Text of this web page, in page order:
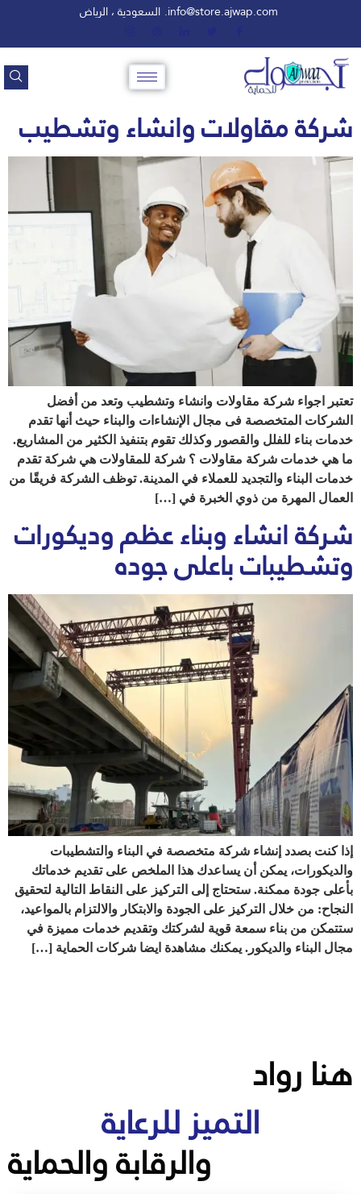
info@store.ajwap.com. السعودية ، الرياض
شركة مقاولات وانشاء وتشطيب
تعتبر اجواء شركة مقاولات وانشاء وتشطيب وتعد من أفضل
الشركات المتخصصة فى مجال الإنشاءات والبناء حيث أنها تقدم
خدمات بناء للفلل والقصور وكذلك تقوم بتنفيذ الكثير من المشاريع.
ما هي خدمات شركة مقاولات ؟ شركة للمقاولات هي شركة تقدم
خدمات البناء والتجديد للعملاء في المدينة. توظف الشركة فريقًا من
العمال المهرة من ذوي الخبرة في […]
شركة انشاء وبناء عظم وديكورات
وتشطيبات باعلى جوده
إذا كنت بصدد إنشاء شركة متخصصة في البناء والتشطيبات
والديكورات، يمكن أن يساعدك هذا الملخص على تقديم خدماتك
بأعلى جودة ممكنة. ستحتاج إلى التركيز على النقاط التالية لتحقيق
النجاح: من خلال التركيز على الجودة والابتكار والالتزام بالمواعيد،
ستتمكن من بناء سمعة قوية لشركتك وتقديم خدمات مميزة في
مجال البناء والديكور. يمكنك مشاهدة ايضا شركات الحماية […]
هنا رواد
التميز للرعاية
والرقابة والحماية